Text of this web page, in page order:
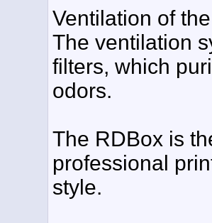
Ventilation of
The ventilation
filters, which
odors.
The RDBox is
professional
style.